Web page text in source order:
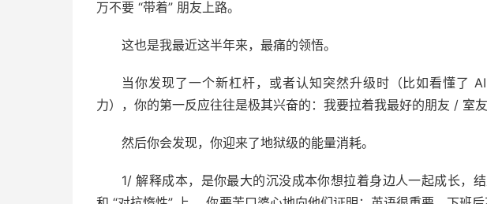
万不要 “带着” 朋友上路。
这也是我最近这半年来，最痛的领悟。
当你发现了一个新杠杆，或者认知突然升级时（比如看懂了
力），你的第一反应往往是极其兴奋的：我要拉着我最好的朋友 / 室
然后你会发现，你迎来了地狱级的能量消耗。
1/ 解释成本，是你最大的沉没成本你想拉着身边人一起成长，